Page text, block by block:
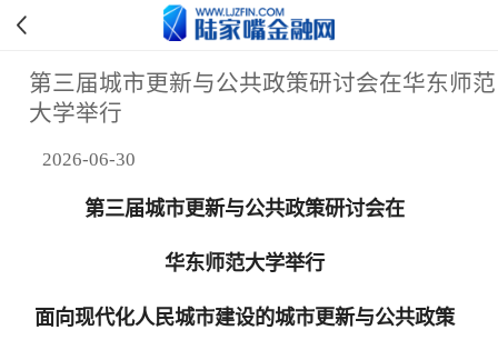
第三届城市更新与公共政策研讨会在华东师范
大学举行
2026-06-30
第三届城市更新与公共政策研讨会在
华东师范大学举行
面向现代化人民城市建设的城市更新与公共政策